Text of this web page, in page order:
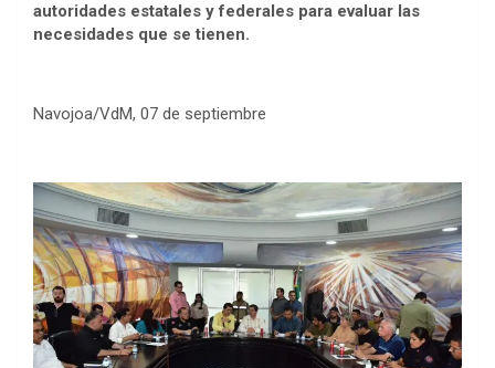
autoridades estatales y federales para evaluar las
necesidades que se tienen.
Navojoa/VdM, 07 de septiembre